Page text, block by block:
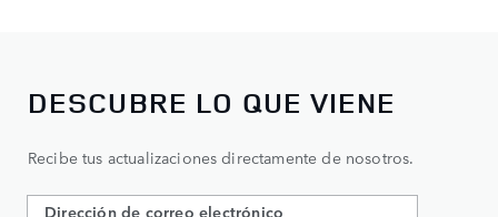
DESCUBRE LO QUE VIENE
Recibe tus actualizaciones directamente de nosotros.